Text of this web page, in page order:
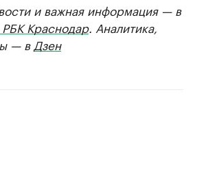
и важная информация — в
Краснодар. Аналитика,
— в Дзен